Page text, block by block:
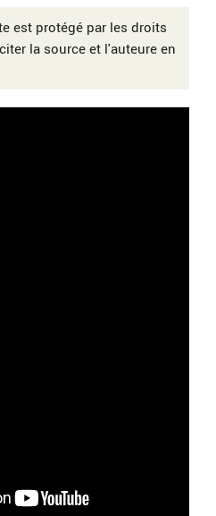
est protégé par les droits
la source et l'auteure en